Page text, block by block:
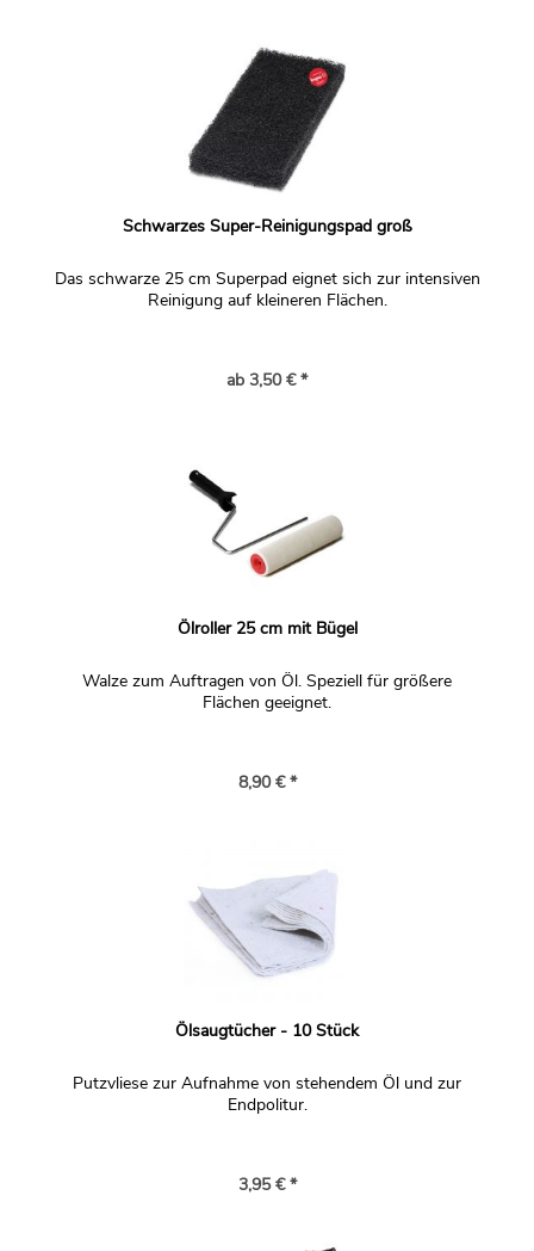
Schwarzes Super-Reinigungspad groß
Das schwarze 25 cm Superpad eignet sich zur intensiven
Reinigung auf kleineren Flächen.
ab 3,50 € *
Ölroller 25 cm mit Bügel
Walze zum Auftragen von Öl. Speziell für größere
Flächen geeignet.
8,90 € *
Ölsaugtücher - 10 Stück
Putzvliese zur Aufnahme von stehendem Öl und zur
Endpolitur.
3,95 € *